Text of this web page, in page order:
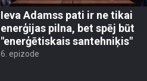
Ieva Adamss pati ir ne tikai
enerģijas pilna, bet spēj būt
"enerģētiskais santehniķis"
6. epizode